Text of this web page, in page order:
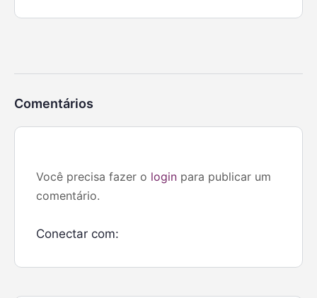
Comentários
Você precisa fazer o login para publicar um
comentário.
Conectar com: